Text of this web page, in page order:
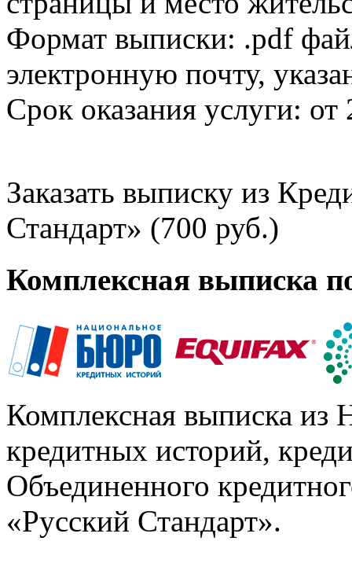
Формат выписки: .pdf
электронную почту,
Срок оказания услуги: от
Заказать выписку из
Стандарт» (700 руб.)
Комплексная выписка
Комплексная выписка из
кредитных историй,
Объединенного
«Русский Стандарт».